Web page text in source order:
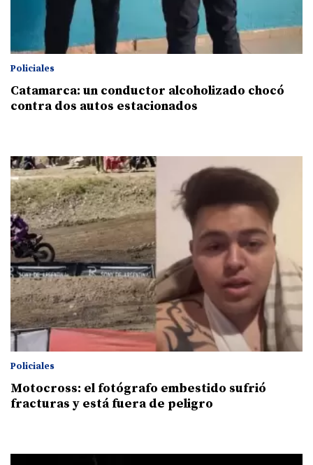
Policiales
Catamarca: un conductor alcoholizado chocó
contra dos autos estacionados
Policiales
Motocross: el fotógrafo embestido sufrió
fracturas y está fuera de peligro